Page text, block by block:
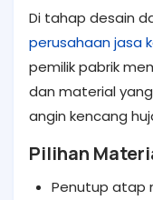
Di tahap desain
perusahaan jasa
pemilik pabrik
dan material
angin kencang
Pilihan
Penutup atap